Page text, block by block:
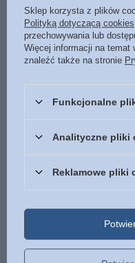
Liczba
Seks zaczyna
26,10 zł / szt.
Najniższa cena z
Cena regularna:
Sklep korzysta z plików
Polityką dotyczącą cookies
przechowywania lub
Więcej informacji na temat
znaleźć także na stronie
Funkcjonalne
Analityczne pliki
Reklamowe pliki